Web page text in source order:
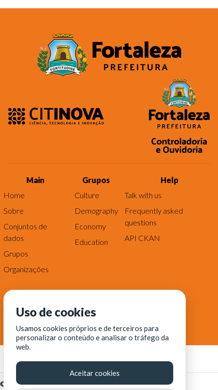
Main
Home
Sobre
Conjuntos de
dados
Grupos
Organizações
Grupos
Culture
Demography
Economy
Education
Help
Talk with us
Frequently asked
questions
API CKAN
© Fortaleza Digital || CITINOVA - Fundação de Ciência,
Uso de cookies
Usamos cookies próprios e de terceiros para
personalizar o conteúdo e analisar o tráfego da
web.
Aceitar cookies